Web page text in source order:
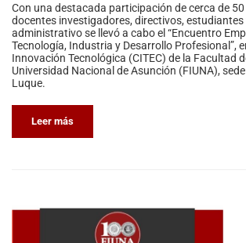
Con una destacada participación de cerca de
docentes investigadores, directivos, estudiantes
administrativo se llevó a cabo el “Encuentro
Tecnología, Industria y Desarrollo Profesional”,
Innovación Tecnológica (CITEC) de la Facultad
Universidad Nacional de Asunción (FIUNA),
Luque.
Leer más